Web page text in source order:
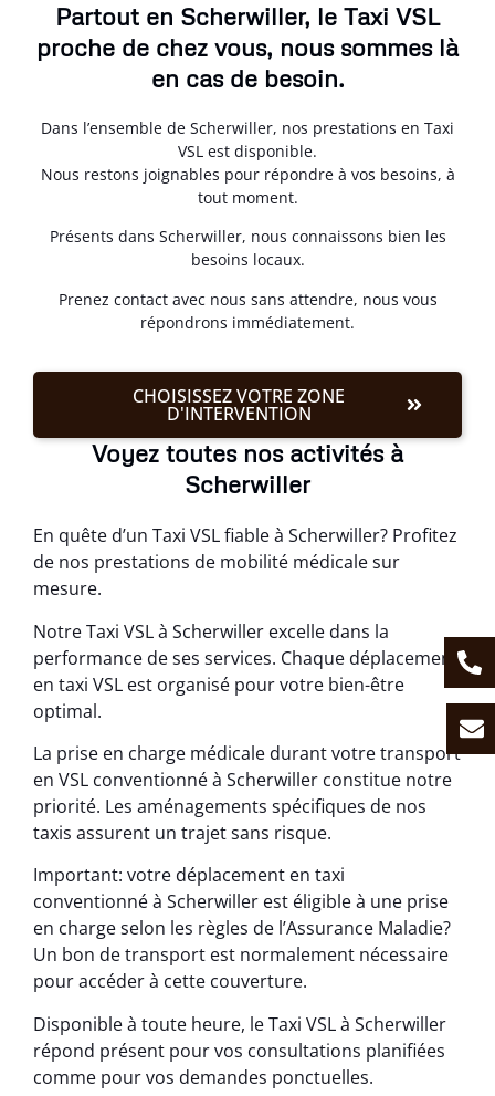
Partout en Scherwiller, le Taxi VSL
proche de chez vous, nous sommes là
en cas de besoin.
Dans l’ensemble de Scherwiller, nos prestations en Taxi
VSL est disponible.
Nous restons joignables pour répondre à vos besoins, à
tout moment.
Présents dans Scherwiller, nous connaissons bien les
besoins locaux.
Prenez contact avec nous sans attendre, nous vous
répondrons immédiatement.
CHOISISSEZ VOTRE ZONE
D'INTERVENTION
Voyez toutes nos activités à
Scherwiller
En quête d’un Taxi VSL fiable à Scherwiller? Profitez
de nos prestations de mobilité médicale sur
mesure.
Notre Taxi VSL à Scherwiller excelle dans la
performance de ses services. Chaque déplacement
en taxi VSL est organisé pour votre bien-être
optimal.
La prise en charge médicale durant votre transport
en VSL conventionné à Scherwiller constitue notre
priorité. Les aménagements spécifiques de nos
taxis assurent un trajet sans risque.
Important: votre déplacement en taxi
conventionné à Scherwiller est éligible à une prise
en charge selon les règles de l’Assurance Maladie?
Un bon de transport est normalement nécessaire
pour accéder à cette couverture.
Disponible à toute heure, le Taxi VSL à Scherwiller
répond présent pour vos consultations planifiées
comme pour vos demandes ponctuelles.